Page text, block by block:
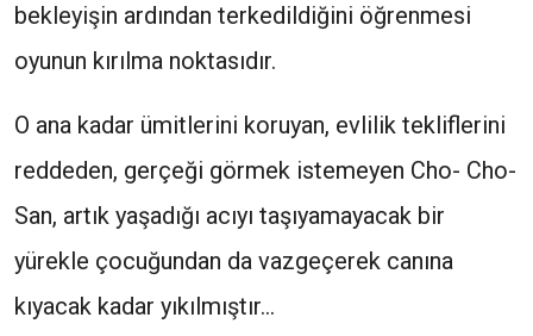
bekleyişin ardından terkedildiğini öğrenmesi
oyunun kırılma noktasıdır.
O ana kadar ümitlerini koruyan, evlilik tekliflerini
reddeden, gerçeği görmek istemeyen Cho- Cho-
San, artık yaşadığı acıyı taşıyamayacak bir
yürekle çocuğundan da vazgeçerek canına
kıyacak kadar yıkılmıştır...